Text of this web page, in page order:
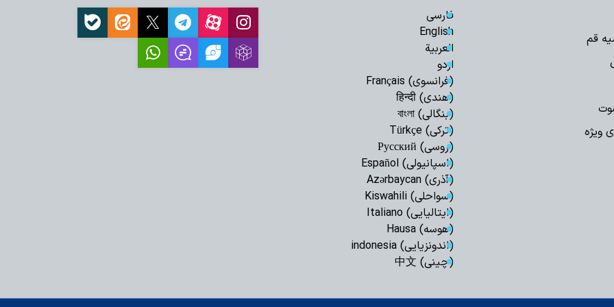
بهره‌مندی از حکمت الهی از مهمترن برکات
اربعین امسال تجلی وفاداری امت اسلامی
به قائد شهید بود
هم‌افزایی همه دستگاه‌ها است
چشم‌انداز برنامه مدرسه علمیه آیت‌الله
مصطفوی (ره) کاشان در سال تحصیلی…
مرکز پژوهش‌های اسلامی معصومیه
پژوهشگر می‌پذیرد
دینی
برنامه دفتر حضرت آیت الله وحید خراسانی
قم
ویژه
فارسی
English
العربیة
اردو
(فرانسوی) Français
(هندی) हिन्दी
(بنگالی) বাংলা
(ترکی) Türkçe
(روسی) Русский
(اسپانیولی) Español
(آذری) Azərbaycan
(سواحلی) Kiswahili
(ایتالیایی) Italiano
(هوسه) Hausa
(اندونزیایی) indonesia
(چینی) 中文